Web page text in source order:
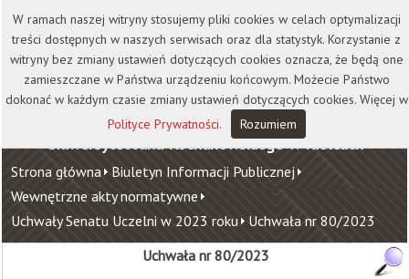
Kontakt Biblioteka
Wydawnictwo
Wirtualna Uczelnia
Uniwersytet Jana Kochanowskiego w Kielcach
Strona główna Biuletyn Informacji Publicznej
Wewnętrzne akty normatywne
Uchwały Senatu Uczelni w 2023 roku Uchwała nr 80/2023
Uchwała nr 80/2023
W ramach naszej witryny stosujemy pliki cookies w celach optymalizacji
treści dostępnych w naszych serwisach oraz dla statystyk. Korzystanie z
witryny bez zmiany ustawień dotyczących cookies oznacza, że będą one
zamieszczane w Państwa urządzeniu końcowym. Możecie Państwo
dokonać w każdym czasie zmiany ustawień dotyczących cookies. Więcej w
Polityce Prywatności. Rozumiem